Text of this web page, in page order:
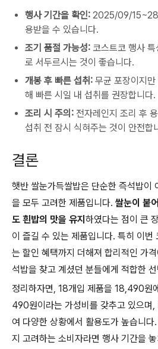
행사 기간을 확인: 2025/09/15~28
용받을 수 있습니다.
조기 품절 가능성: 코스트코 행사
로 서두르시는 것이 좋습니다.
개봉 후 빠른 섭취: 무균 포장이지만
해 빠른 시일 내 섭취를 권장합니다.
조리 시 주의: 전자레인지 조리 후
섭취 전 잠시 식혀주는 것이 안전합
결론
햇반 쌀눈가득쌀밥은 단순한 즉석밥이
을 모두 고려한 제품입니다. 쌀눈이 붙
도 흰밥의 맛을 유지 하였다는 점이 큰
이 즐길 수 있는 제품입니다. 특히 이번
는 할인 혜택까지 더해져 합리적인 가
석밥을 찾고 계셨던 분들에게 적합한
정리하자면, 18개입 제품을 18,490원
490원이라는 가성비를 갖추고 있으며
여 다양한 상황에서 활용도가 높습니
지 고려하는 소비자라면 행사 기간을